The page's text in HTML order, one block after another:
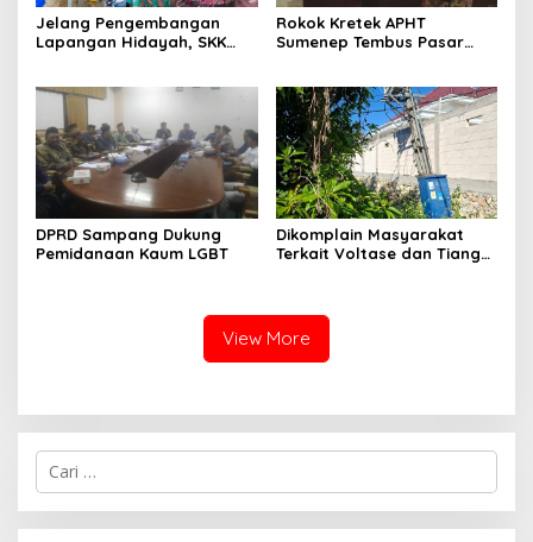
Jelang Pengembangan
Lapangan Hidayah, SKK
Nelayan Sampang
Rokok Kretek APHT
Sumenep Tembus Pasar
DPRD Sampang Dukung
Pemidanaan Kaum LGBT
Dikomplain Masyarakat
Terkait Voltase dan Tiang
View More
Cari
untuk: